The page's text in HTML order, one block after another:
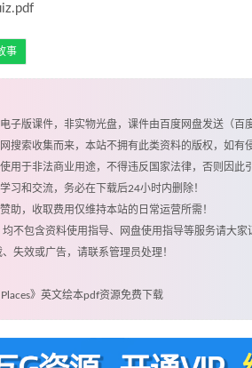
事
子版课件，非实物光盘，课件由百度网盘发送（百
搜索收集而来，本站不拥有此类资料的版权，如有
用于非法商业用途，不得违反国家法律，否则因此
习和交流，务必在下载后24小时内删除！
助，收取费用仅维持本站的日常运营所需！
不包含资料使用指导、网盘使用指导等服务请大家
失效或广告，请联系管理员处理！
Places》英文绘本pdf资源免费下载